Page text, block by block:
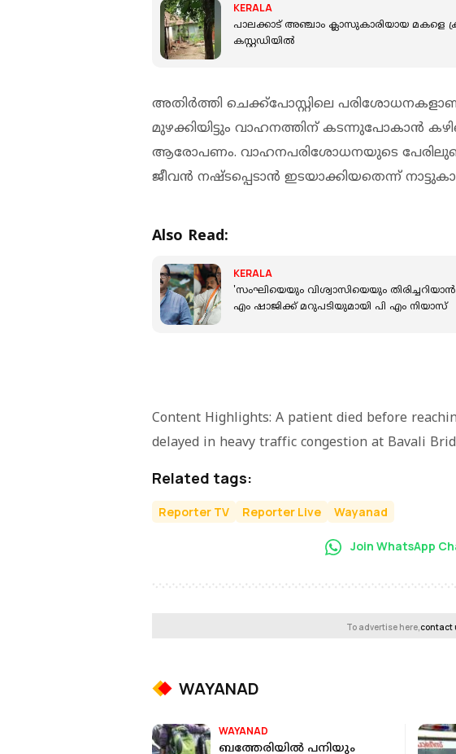
KERALA
പാലക്കാട് അഞ്ചാം ക്ലാസുകാരിയായ മകളെ
കസ്റ്റഡിയില്‍
അതിര്‍ത്തി ചെക്ക്‌പോസ്റ്റിലെ
മുഴക്കിയിട്ടും വാഹനത്തിന് കടന്നുപോകാന്‍
ആരോപണം. വാഹനപരിശോധനയുടെ
ജീവന്‍ നഷ്ടപ്പെടാന്‍ ഇടയാക്കിയതെന്ന്
Also Read:
KERALA
'സംഘിയെയും വിശ്വാസിയെയും
എം ഷാജിക്ക് മറുപടിയുമായി പി എം നിയാസ്
Content Highlights: A patient died before
delayed in heavy traffic congestion at Bavali
Related tags:
Reporter TV Reporter Live Wayanad
Join WhatsApp
To advertise here,contact
WAYANAD
WAYANAD
ബത്തേരിയില്‍ പനിയും